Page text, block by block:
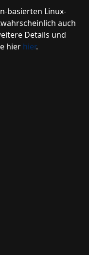
basierten Linux-
auch
Details und
hier hier.